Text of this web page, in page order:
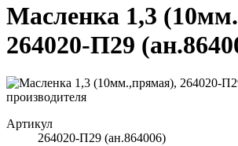
Масленка 1,3
264020-П29
Артикул
264020-П29 (ан.864006)